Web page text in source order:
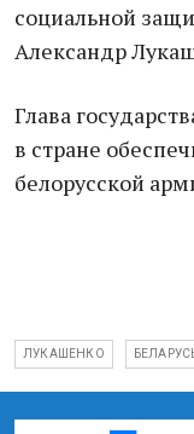
социальной
Александр
Глава
в стране
белорусской
ЛУКАШЕНКО